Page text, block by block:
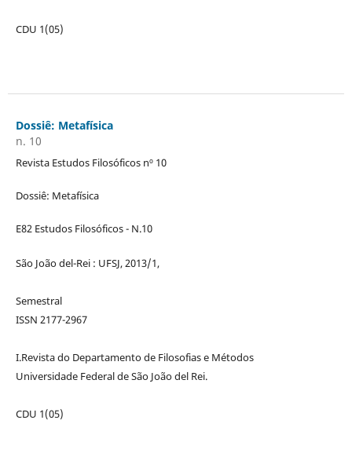
CDU 1(05)
Dossiê: Metafísica
n. 10
Revista Estudos Filosóficos nº 10
Dossiê: Metafísica
E82 Estudos Filosóficos - N.10
São João del-Rei : UFSJ, 2013/1,
Semestral
ISSN 2177-2967
I.Revista do Departamento de Filosofias e Métodos
Universidade Federal de São João del Rei.
CDU 1(05)